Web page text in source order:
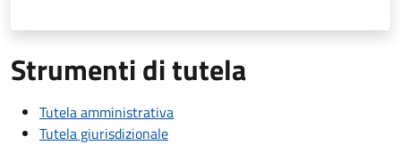
Strumenti di tutela
Tutela amministrativa
Tutela giurisdizionale